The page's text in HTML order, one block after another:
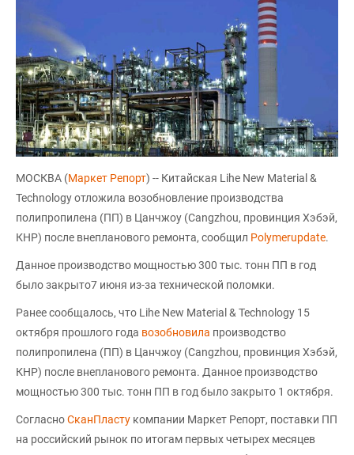
МОСКВА (Маркет Репорт) -- Китайская Lihe New Material &
Technology отложила возобновление производства
полипропилена (ПП) в Цанчжоу (Cangzhou, провинция Хэбэй,
КНР) после внепланового ремонта, сообщил Polymerupdate.
Данное производство мощностью 300 тыс. тонн ПП в год
было закрыто7 июня из-за технической поломки.
Ранее сообщалось, что Lihe New Material & Technology 15
октября прошлого года возобновила производство
полипропилена (ПП) в Цанчжоу (Cangzhou, провинция Хэбэй,
КНР) после внепланового ремонта. Данное производство
мощностью 300 тыс. тонн ПП в год было закрыто 1 октября.
СогласноСканПласту компании Маркет Репорт, поставки ПП
на российский рынок по итогам первых четырех месяцев